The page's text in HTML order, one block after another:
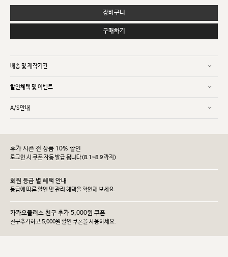
장바구니
구매하기
배송 및 제작기간
할인혜택 및 이벤트
A/S안내
휴가 시즌 전 상품 10% 할인
로그인 시 쿠폰 자동 발급 됩니다(8.1~8.9 까지)
회원 등급 별 혜택 안내
등급에 따른 할인 및 관리 헤택을 확인해 보세요.
카카오플러스 친구 추가 5,000원 쿠폰
친구추가하고 5,000원 할인 쿠폰을 사용하세요.